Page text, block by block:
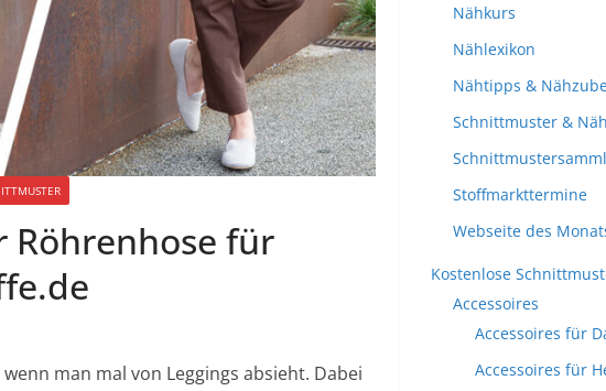
Röhrenhose für
man mal von Leggings absieht. Dabei
Nähkurs
Nählexikon
Nähtipps &
Schnittmuster &
Stoffmarkttermine
Webseite des
Kostenlose
Accessoires
Accessoires für
Accessoires für